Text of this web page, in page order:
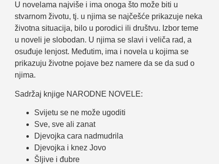
U novelama najviše i ima onoga što može biti u
stvarnom životu, tj. u njima se najčešće prikazuje neka
životna situacija, bilo u porodici ili društvu. Izbor teme
u noveli je slobodan. U njima se slavi i veliča rad, a
osuđuje lenjost. Međutim, ima i novela u kojima se
prikazuju životne pojave bez namere da se da sud o
njima.
Sadržaj knjige NARODNE NOVELE:
Svijetu se ne može ugoditi
Sve, sve ali zanat
Djevojka cara nadmudrila
Djevojka i knez Jovo
Šljive i đubre